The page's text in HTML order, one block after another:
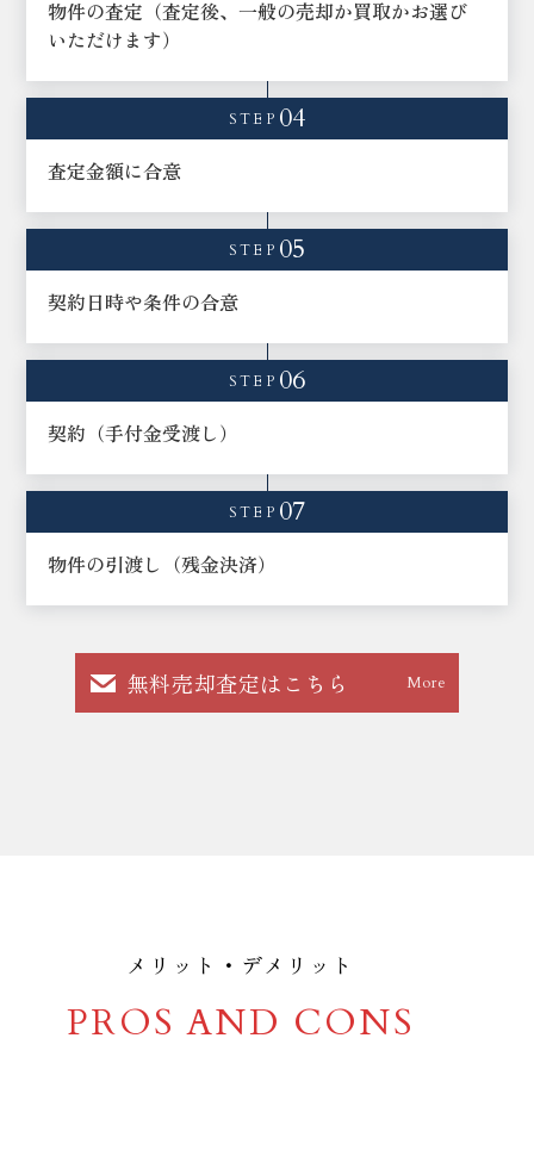
物件の査定（査定後、一般の売却か買取かお選び
いただけます）
STEP 04
査定金額に合意
STEP 05
契約日時や条件の合意
STEP 06
契約（手付金受渡し）
STEP 07
物件の引渡し（残金決済）
無料売却査定はこちら More
メリット・デメリット
PROS AND CONS